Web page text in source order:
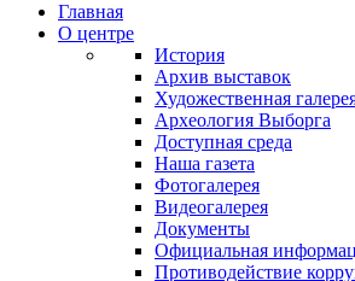
Главная
О центре
История
Архив выставок
Художественная
Археология Выборга
Доступная среда
Наша газета
Фотогалерея
Видеогалерея
Документы
Официальная
Противодействие